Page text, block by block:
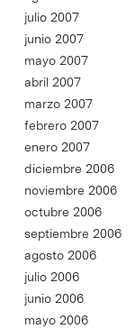
julio 2007
junio 2007
mayo 2007
abril 2007
marzo 2007
febrero 2007
enero 2007
diciembre 2006
noviembre 2006
octubre 2006
septiembre 2006
agosto 2006
julio 2006
junio 2006
mayo 2006